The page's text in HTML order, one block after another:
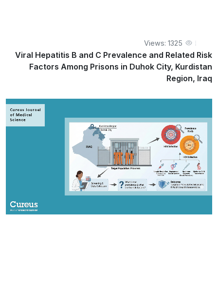
Views: 1325
Viral Hepatitis B and C Prevalence and Related Risk
Factors Among Prisons in Duhok City, Kurdistan
Region, Iraq